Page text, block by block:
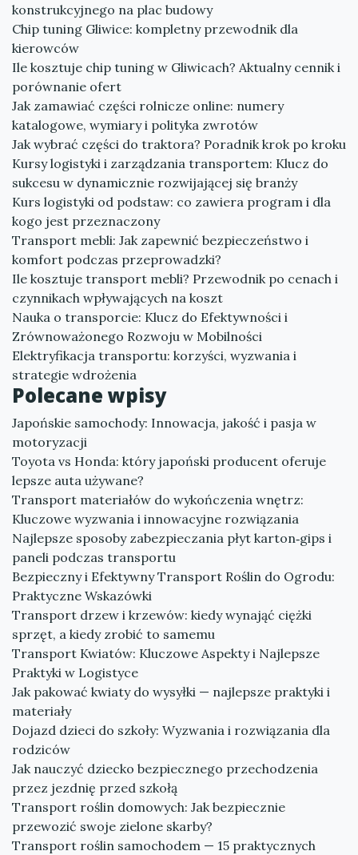
konstrukcyjnego na plac budowy
Chip tuning Gliwice: kompletny przewodnik dla
kierowców
Ile kosztuje chip tuning w Gliwicach? Aktualny cennik i
porównanie ofert
Jak zamawiać części rolnicze online: numery
katalogowe, wymiary i polityka zwrotów
Jak wybrać części do traktora? Poradnik krok po kroku
Kursy logistyki i zarządzania transportem: Klucz do
sukcesu w dynamicznie rozwijającej się branży
Kurs logistyki od podstaw: co zawiera program i dla
kogo jest przeznaczony
Transport mebli: Jak zapewnić bezpieczeństwo i
komfort podczas przeprowadzki?
Ile kosztuje transport mebli? Przewodnik po cenach i
czynnikach wpływających na koszt
Nauka o transporcie: Klucz do Efektywności i
Zrównoważonego Rozwoju w Mobilności
Elektryfikacja transportu: korzyści, wyzwania i
strategie wdrożenia
Polecane wpisy
Japońskie samochody: Innowacja, jakość i pasja w
motoryzacji
Toyota vs Honda: który japoński producent oferuje
lepsze auta używane?
Transport materiałów do wykończenia wnętrz:
Kluczowe wyzwania i innowacyjne rozwiązania
Najlepsze sposoby zabezpieczania płyt karton‑gips i
paneli podczas transportu
Bezpieczny i Efektywny Transport Roślin do Ogrodu:
Praktyczne Wskazówki
Transport drzew i krzewów: kiedy wynająć ciężki
sprzęt, a kiedy zrobić to samemu
Transport Kwiatów: Kluczowe Aspekty i Najlepsze
Praktyki w Logistyce
Jak pakować kwiaty do wysyłki — najlepsze praktyki i
materiały
Dojazd dzieci do szkoły: Wyzwania i rozwiązania dla
rodziców
Jak nauczyć dziecko bezpiecznego przechodzenia
przez jezdnię przed szkołą
Transport roślin domowych: Jak bezpiecznie
przewozić swoje zielone skarby?
Transport roślin samochodem — 15 praktycznych